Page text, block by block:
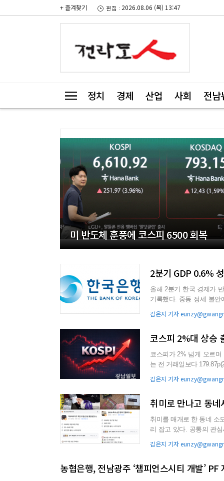
+ 즐겨찾기 2026.08.06 (목) 13:47
정치 경제 산업 사회 전남
미 반도체 훈풍에 코스피 6500 회복
2분기 GDP 0.6%
올해 2분기 한국 경제가
기록했다. 중동 정세 불안
김은지 기자
코스피 2%대 상승
코스피가 2% 넘게 오르며 강세로 출발했다. 23일 한국
김은지 기자
취미로 만나고 동
취미를 매개로 한 동네 소
리 잡고 있다. 공통의 관심사를 중심으로 관계를 맺고 취미와 소비를 함께 즐기는 이른바 ‘모임 소
김은지 기자
농협은행, 전남광주 ‘챔피언스시티 개발’ PF